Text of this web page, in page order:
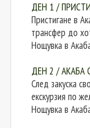
ДЕН 1 /
Пристигане в
трансфер до
Нощувка в
ДЕН 2 / АКАБА
След закуска
екскурзия по
Нощувка в